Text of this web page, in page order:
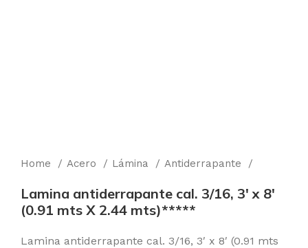
Home Acero Lámina Antiderrapante
Lamina antiderrapante cal. 3/16, 3′ x 8′
(0.91 mts X 2.44 mts)*****
Lamina antiderrapante cal. 3/16, 3′ x 8′ (0.91 mts